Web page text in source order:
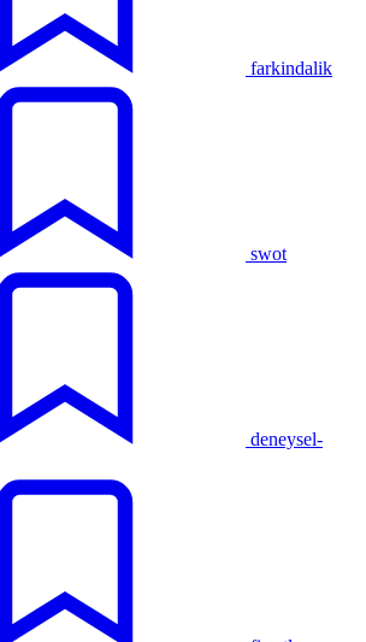
farkindalik
swot
deneysel-